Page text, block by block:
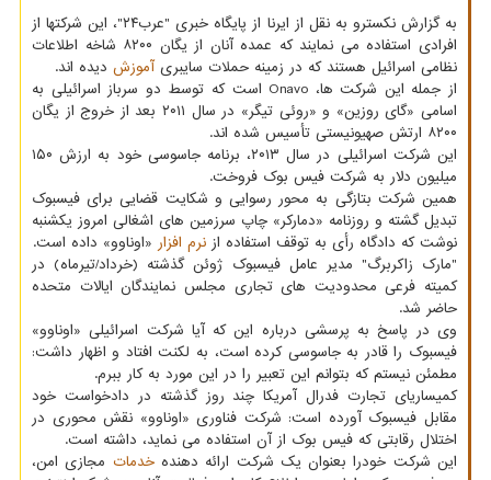
به گزارش نکسترو به نقل از ایرنا از پایگاه خبری "عرب۲۴"، این شرکتها از
افرادی استفاده می نمایند که عمده آنان از یگان ۸۲۰۰ شاخه اطلاعات
نظامی اسرائیل هستند که در زمینه حملات سایبریآموزش دیده اند.
از جمله این شرکت ها، Onavo است که توسط دو سرباز اسرائیلی به
اسامی «گای روزین» و «روئی تیگر» در سال ۲۰۱۱ بعد از خروج از یگان
۸۲۰۰ ارتش صهیونیستی تأسیس شده اند.
این شرکت اسرائیلی در سال ۲۰۱۳، برنامه جاسوسی خود به ارزش ۱۵۰
میلیون دلار به شرکت فیس بوک فروخت.
همین شرکت بتازگی به محور رسوایی و شکایت قضایی برای فیسبوک
تبدیل گشته و روزنامه «دمارکر» چاپ سرزمین های اشغالی امروز یکشنبه
نوشت که دادگاه رأی به توقف استفاده از نرم افزار «اوناوو» داده است.
"مارک زاکربرگ" مدیر عامل فیسبوک ژوئن گذشته (خرداد/تیرماه) در
کمیته فرعی محدودیت های تجاری مجلس نمایندگان ایالات متحده
حاضر شد.
وی در پاسخ به پرسشی درباره این که آیا شرکت اسرائیلی «اوناوو»
فیسبوک را قادر به جاسوسی کرده است، به لکنت افتاد و اظهار داشت:
مطمئن نیستم که بتوانم این تعبیر را در این مورد به کار ببرم.
کمیساریای تجارت فدرال آمریکا چند روز گذشته در دادخواست خود
مقابل فیسبوک آورده است: شرکت فناوری «اوناوو» نقش محوری در
اختلال رقابتی که فیس بوک از آن استفاده می نماید، داشته است.
این شرکت خودرا بعنوان یک شرکت ارائه دهندهخدمات مجازی امن،